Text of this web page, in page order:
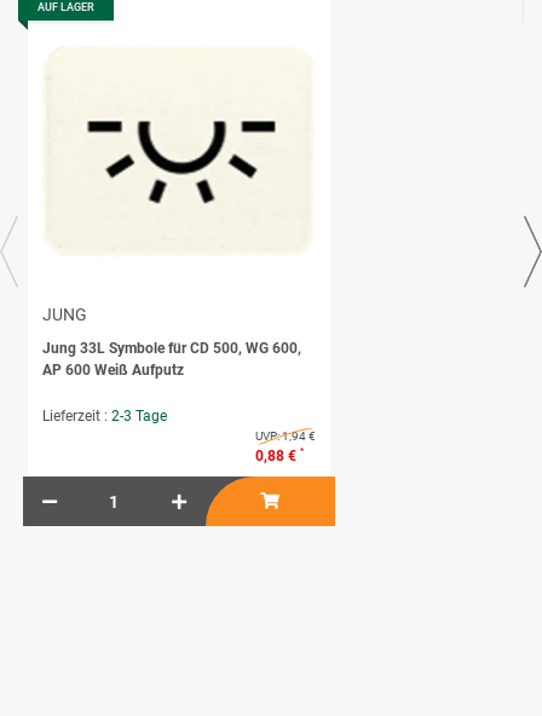
AUF LAGER
JUNG
Jung 33L Symbole für CD 500, WG 600,
AP 600 Weiß Aufputz
Lieferzeit : 2-3 Tage
UVP:1,94 €
0,88 € *